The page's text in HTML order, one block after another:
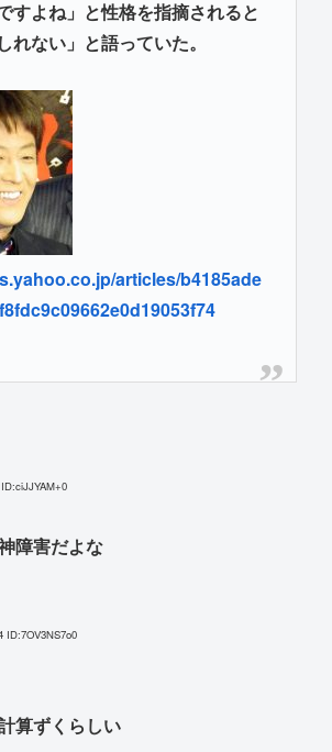
すよね」と性格を指摘されると
れない」と語っていた。
articles/b4185ade
ID:ciJJYAM+0
障害だよな
ID:7OV3NS7o0
算ずくらしい